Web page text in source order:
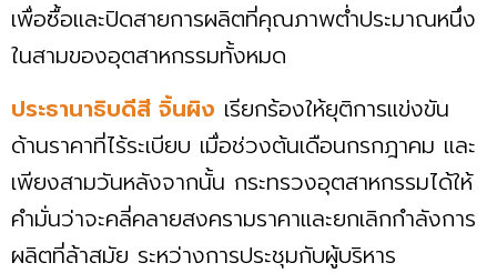
เพื่อซื้อและปิดสายการผลิตที่คุณภาพต่ำประมาณหนึ่ง
ในสามของอุตสาหกรรมทั้งหมด
ประธานาธิบดีสี จิ้นผิง เรียกร้องให้ยุติการแข่งขัน
ด้านราคาที่ไร้ระเบียบ เมื่อช่วงต้นเดือนกรกฎาคม และ
เพียงสามวันหลังจากนั้น กระทรวงอุตสาหกรรมได้ให้
คำมั่นว่าจะคลี่คลายสงครามราคาและยกเลิกกำลังการ
ผลิตที่ล้าสมัย ระหว่างการประชุมกับผู้บริหาร